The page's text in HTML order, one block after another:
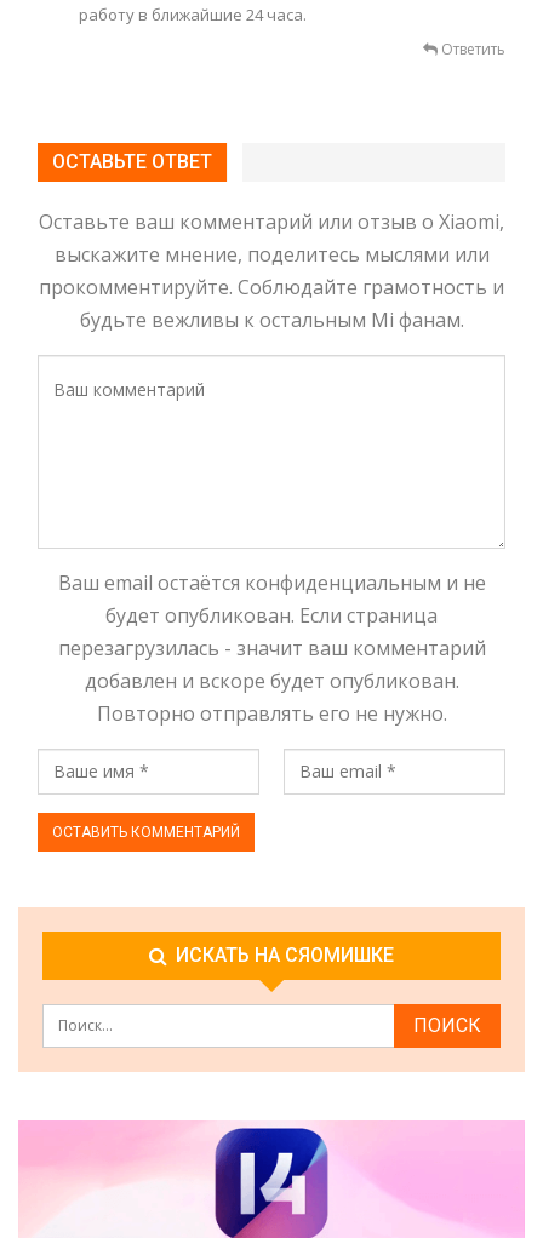
работу в ближайшие 24 часа.
Ответить
ОСТАВЬТЕ ОТВЕТ
Оставьте ваш комментарий или отзыв о Xiaomi,
выскажите мнение, поделитесь мыслями или
прокомментируйте. Соблюдайте грамотность и
будьте вежливы к остальным Mi фанам.
Ваш email остаётся конфиденциальным и не
будет опубликован. Если страница
перезагрузилась - значит ваш комментарий
добавлен и вскоре будет опубликован.
Повторно отправлять его не нужно.
ИСКАТЬ НА СЯОМИШКЕ